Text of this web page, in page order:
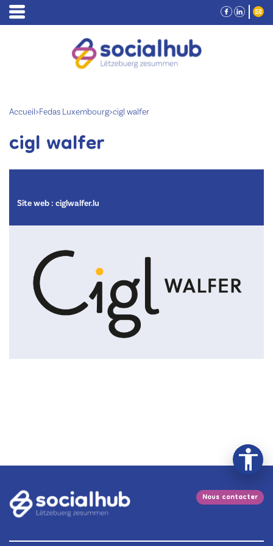
Accueil>Fedas Luxembourg>cigl walfer
cigl walfer
Site web : ciglwalfer.lu
Nous contacter